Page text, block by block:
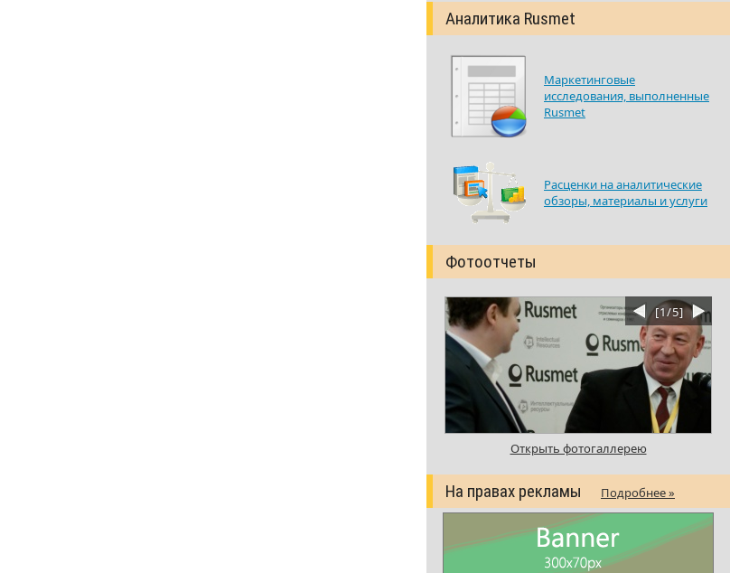
Аналитика Rusmet
Маркетинговые
исследования, выполненные
Rusmet
Расценки на аналитические
обзоры, материалы и услуги
Фотоотчеты
Открыть фотогаллерею
[1/5]
На правах рекламы Подробнее »